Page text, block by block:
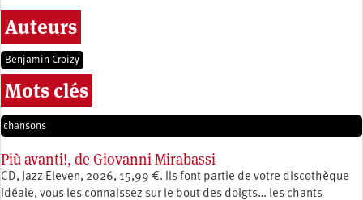
Auteurs
Benjamin Croizy
Mots clés
chansons
Più avanti!, de Giovanni Mirabassi
CD, Jazz Eleven, 2026, 15,99 €. Ils font partie de votre discothèque
idéale, vous les connaissez sur le bout des doigts… les chants